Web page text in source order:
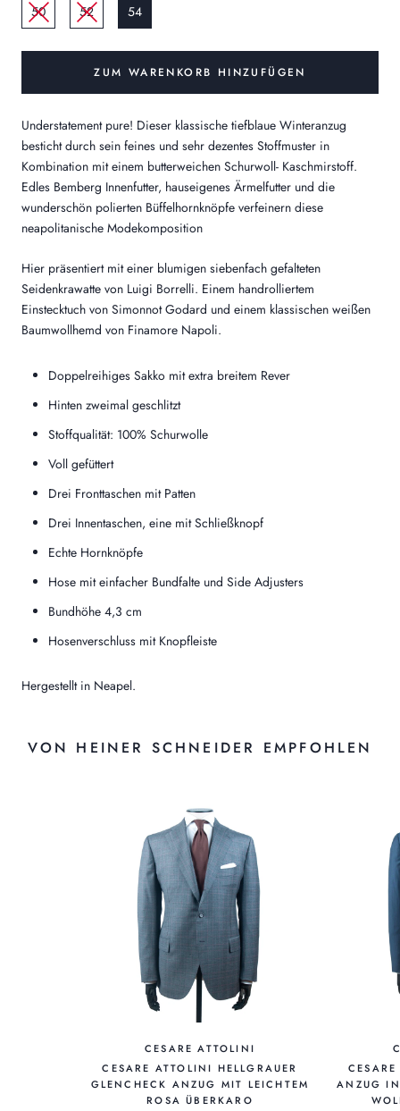
50
52 54
ZUM WARENKORB HINZUFÜGEN
Understatement pure! Dieser klassische tiefblaue Winteranzug
besticht durch sein feines und sehr dezentes Stoffmuster in
Kombination mit einem butterweichen Schurwoll- Kaschmirstoff.
Edles Bemberg Innenfutter, hauseigenes Ärmelfutter und die
wunderschön polierten Büffelhornknöpfe verfeinern diese
neapolitanische Modekomposition
Hier präsentiert mit einer blumigen siebenfach gefalteten
Seidenkrawatte von Luigi Borrelli. Einem handrolliertem
Einstecktuch von Simonnot Godard und einem klassischen weißen
Baumwollhemd von Finamore Napoli.
Doppelreihiges Sakko mit extra breitem Rever
Hinten zweimal geschlitzt
Stoffqualität: 100% Schurwolle
Voll gefüttert
Drei Fronttaschen mit Patten
Drei Innentaschen, eine mit Schließknopf
Echte Hornknöpfe
Hose mit einfacher Bundfalte und Side Adjusters
Bundhöhe 4,3 cm
Hosenverschluss mit Knopfleiste
Hergestellt in Neapel.
VON HEINER SCHNEIDER EMPFOHLEN
CESARE ATTOLINI
CESARE ATTOLINI HELLGRAUER
GLENCHECK ANZUG MIT LEICHTEM
ROSA ÜBERKARO
ANZUG